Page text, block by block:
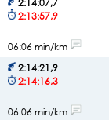
2:13:57,9
06:06 min/km
2:14:21,9
2:14:16,3
06:06 min/km